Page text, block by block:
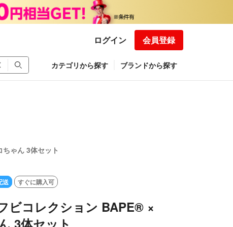
ログイン 会員登録
カテゴリから探す ブランドから探す
ゃん 3体セット
送 すぐに購入可
ビコレクション BAPE®︎ ×
3体セット